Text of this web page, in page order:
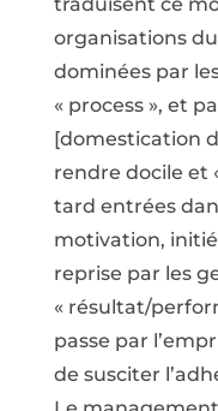
traduisent ce
organisations
dominées par
« process », et
[domestication
rendre docile et
tard entrées
motivation,
reprise par les
« résultat/
passe par
de susciter